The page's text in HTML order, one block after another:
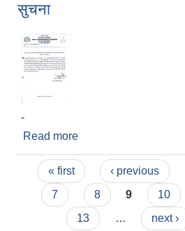
सुचना
-
Read more
Pages
« first ‹ previous
7
8 9 10
13
… next ›